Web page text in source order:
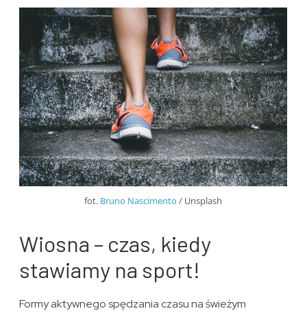
fot. Bruno Nascimento / Unsplash
Wiosna – czas, kiedy
stawiamy na sport!
Formy aktywnego spędzania czasu na świeżym